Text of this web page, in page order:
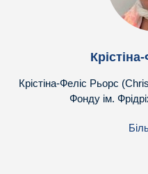
Крістіна-Феліс Рьорс
Фонду ім.